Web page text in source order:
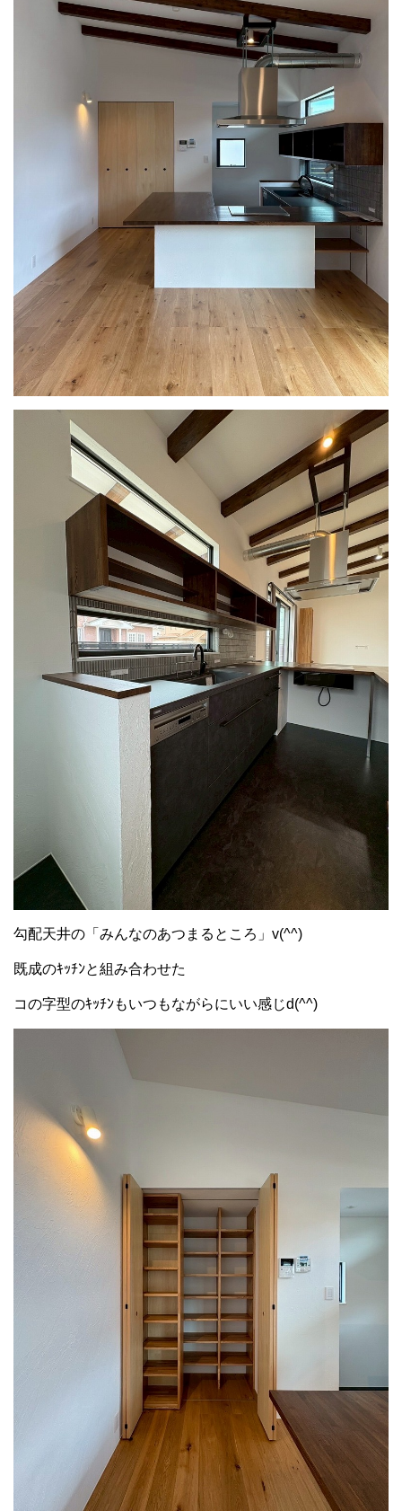
勾配天井の「みんなのあつまるところ」v(^^)
既成のｷｯﾁﾝと組み合わせた
コの字型のｷｯﾁﾝもいつもながらにいい感じd(^^)